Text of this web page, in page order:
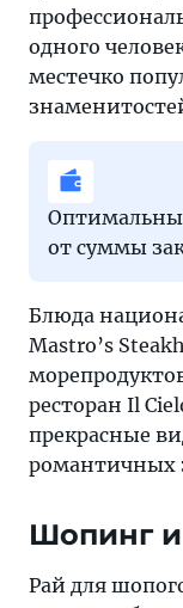
одного
местечко
от суммы
Блюда
Mastro’s
ресторан Il
прекрасные
романтичных
Шопинг
Рай для